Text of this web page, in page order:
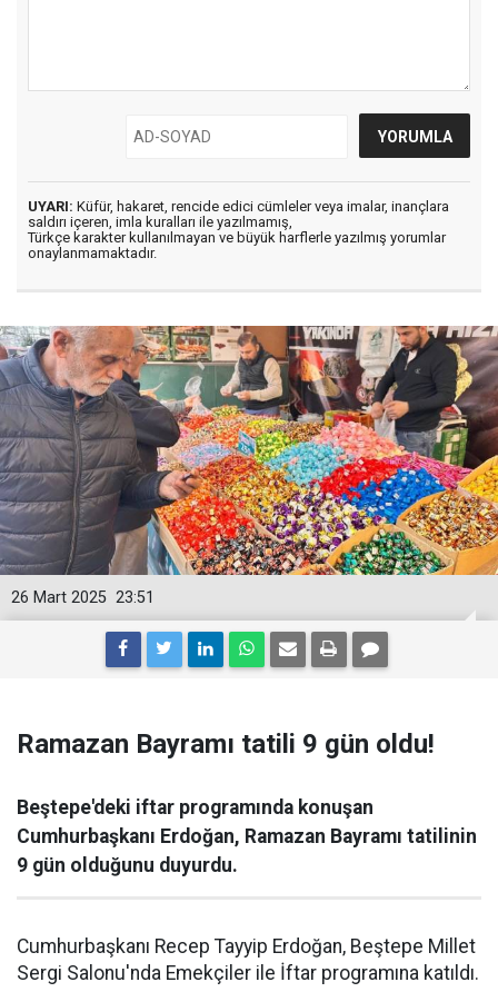
UYARI: Küfür, hakaret, rencide edici cümleler veya imalar, inançlara
saldırı içeren, imla kuralları ile yazılmamış,
Türkçe karakter kullanılmayan ve büyük harflerle yazılmış yorumlar
onaylanmamaktadır.
23:51
26 Mart 2025
Ramazan Bayramı tatili 9 gün oldu!
Beştepe'deki iftar programında konuşan
Cumhurbaşkanı Erdoğan, Ramazan Bayramı tatilinin
9 gün olduğunu duyurdu.
Cumhurbaşkanı Recep Tayyip Erdoğan, Beştepe Millet
Sergi Salonu'nda Emekçiler ile İftar programına katıldı.